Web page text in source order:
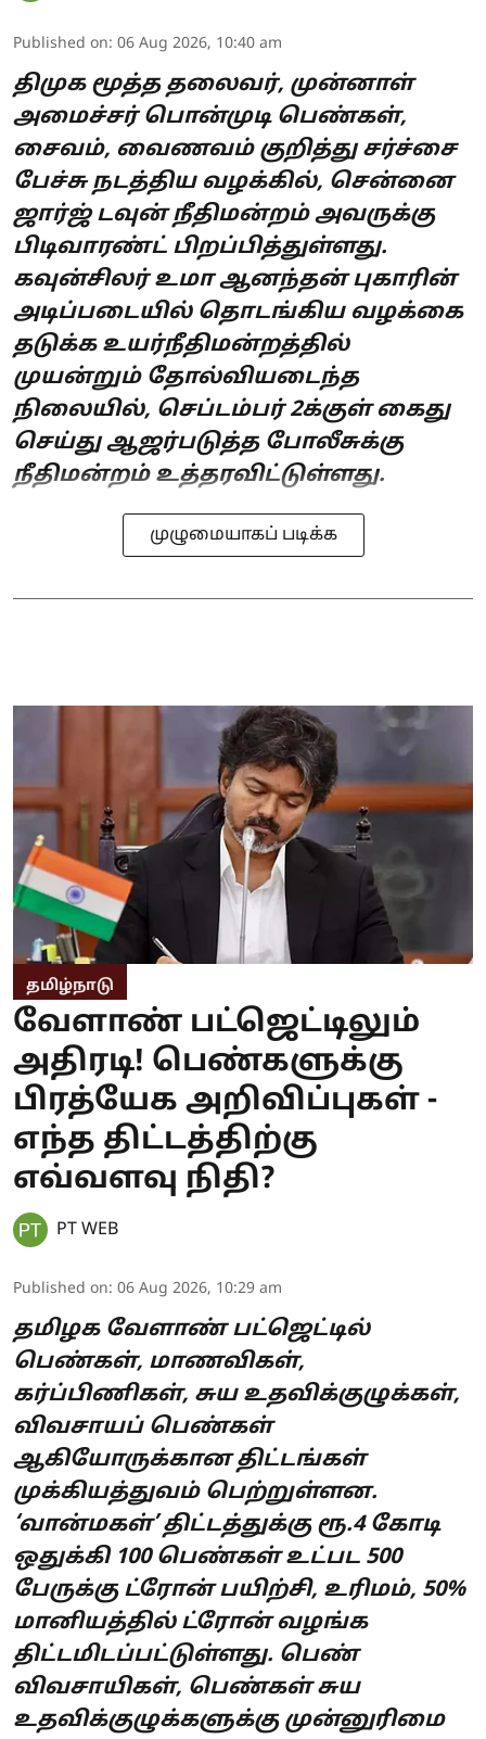
Published on: 06 Aug 2026, 10:40 am
திமுக மூத்த தலைவர், முன்னாள்
அமைச்சர் பொன்முடி பெண்கள்,
சைவம், வைணவம் குறித்து சர்ச்சை
பேச்சு நடத்திய வழக்கில், சென்னை
ஜார்ஜ் டவுன் நீதிமன்றம் அவருக்கு
பிடிவாரண்ட் பிறப்பித்துள்ளது.
கவுன்சிலர் உமா ஆனந்தன் புகாரின்
அடிப்படையில் தொடங்கிய வழக்கை
தடுக்க உயர்நீதிமன்றத்தில்
முயன்றும் தோல்வியடைந்த
நிலையில், செப்டம்பர் 2க்குள் கைது
செய்து ஆஜர்படுத்த போலீசுக்கு
நீதிமன்றம் உத்தரவிட்டுள்ளது.
முழுமையாகப் படிக்க
தமிழ்நாடு
வேளாண் பட்ஜெட்டிலும்
அதிரடி! பெண்களுக்கு
பிரத்யேக அறிவிப்புகள் -
எந்த திட்டத்திற்கு
எவ்வளவு நிதி?
PT WEB
Published on: 06 Aug 2026, 10:29 am
தமிழக வேளாண் பட்ஜெட்டில்
பெண்கள், மாணவிகள்,
கர்ப்பிணிகள், சுய உதவிக்குழுக்கள்,
விவசாயப் பெண்கள்
ஆகியோருக்கான திட்டங்கள்
முக்கியத்துவம் பெற்றுள்ளன.
‘வான்மகள்’ திட்டத்துக்கு ரூ.4 கோடி
ஒதுக்கி 100 பெண்கள் உட்பட 500
பேருக்கு ட்ரோன் பயிற்சி, உரிமம், 50%
மானியத்தில் ட்ரோன் வழங்க
திட்டமிடப்பட்டுள்ளது. பெண்
விவசாயிகள், பெண்கள் சுய
உதவிக்குழுக்களுக்கு முன்னுரிமை